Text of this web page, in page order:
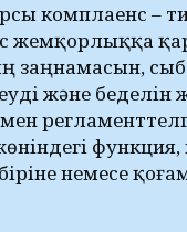
комплаенс –
жемқорлыққа
заңнамасын,
және беделін
функция,
немесе